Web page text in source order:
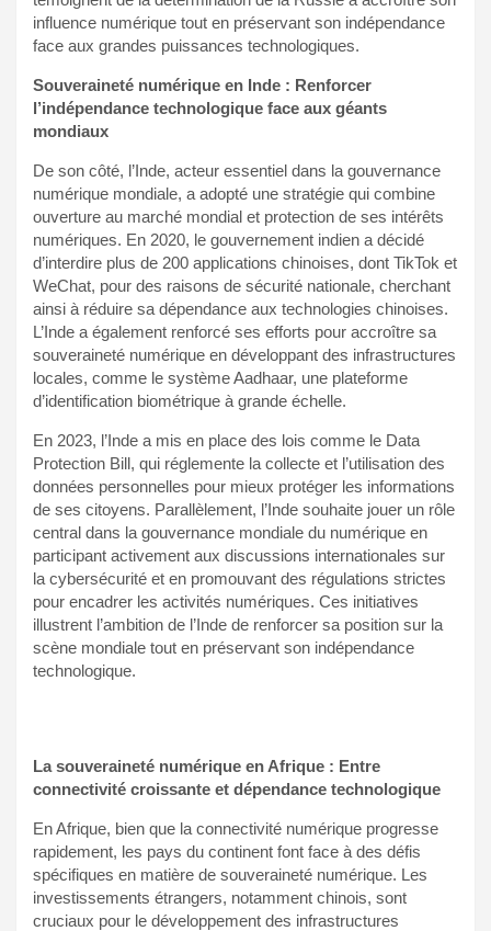
influence numérique tout en préservant son indépendance
face aux grandes puissances technologiques.
Souveraineté numérique en Inde : Renforcer
l’indépendance technologique face aux géants
mondiaux
De son côté, l’Inde, acteur essentiel dans la gouvernance
numérique mondiale, a adopté une stratégie qui combine
ouverture au marché mondial et protection de ses intérêts
numériques. En 2020, le gouvernement indien a décidé
d’interdire plus de 200 applications chinoises, dont TikTok et
WeChat, pour des raisons de sécurité nationale, cherchant
ainsi à réduire sa dépendance aux technologies chinoises.
L’Inde a également renforcé ses efforts pour accroître sa
souveraineté numérique en développant des infrastructures
locales, comme le système Aadhaar, une plateforme
d’identification biométrique à grande échelle.
En 2023, l’Inde a mis en place des lois comme le Data
Protection Bill, qui réglemente la collecte et l’utilisation des
données personnelles pour mieux protéger les informations
de ses citoyens. Parallèlement, l’Inde souhaite jouer un rôle
central dans la gouvernance mondiale du numérique en
participant activement aux discussions internationales sur
la cybersécurité et en promouvant des régulations strictes
pour encadrer les activités numériques. Ces initiatives
illustrent l’ambition de l’Inde de renforcer sa position sur la
scène mondiale tout en préservant son indépendance
technologique.
La souveraineté numérique en Afrique : Entre
connectivité croissante et dépendance technologique
En Afrique, bien que la connectivité numérique progresse
rapidement, les pays du continent font face à des défis
spécifiques en matière de souveraineté numérique. Les
investissements étrangers, notamment chinois, sont
cruciaux pour le développement des infrastructures